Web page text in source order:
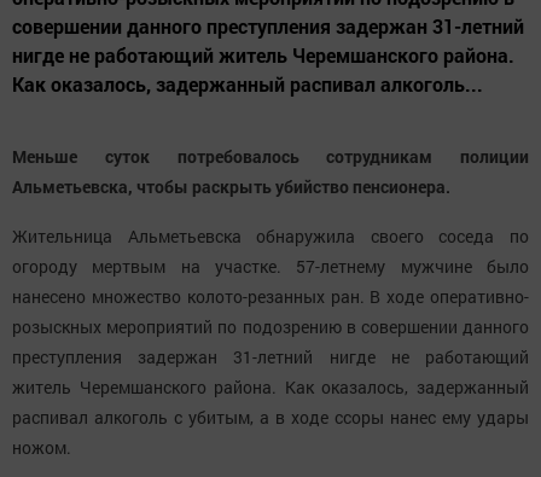
совершении данного преступления задержан 31-летний
нигде не работающий житель Черемшанского района.
Как оказалось, задержанный распивал алкоголь...
Меньше суток потребовалось сотрудникам полиции
Альметьевска, чтобы раскрыть убийство пенсионера.
Жительница Альметьевска обнаружила своего соседа по
огороду мертвым на участке. 57-летнему мужчине было
нанесено множество колото-резанных ран. В ходе оперативно-
розыскных мероприятий по подозрению в совершении данного
преступления задержан 31-летний нигде не работающий
житель Черемшанского района. Как оказалось, задержанный
распивал алкоголь с убитым, а в ходе ссоры нанес ему удары
ножом.